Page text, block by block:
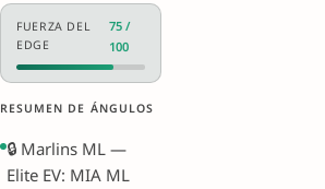
FUERZA DEL
EDGE
75 /
100
RESUMEN DE ÁNGULOS
🔒 Marlins ML —
Elite EV: MIA ML